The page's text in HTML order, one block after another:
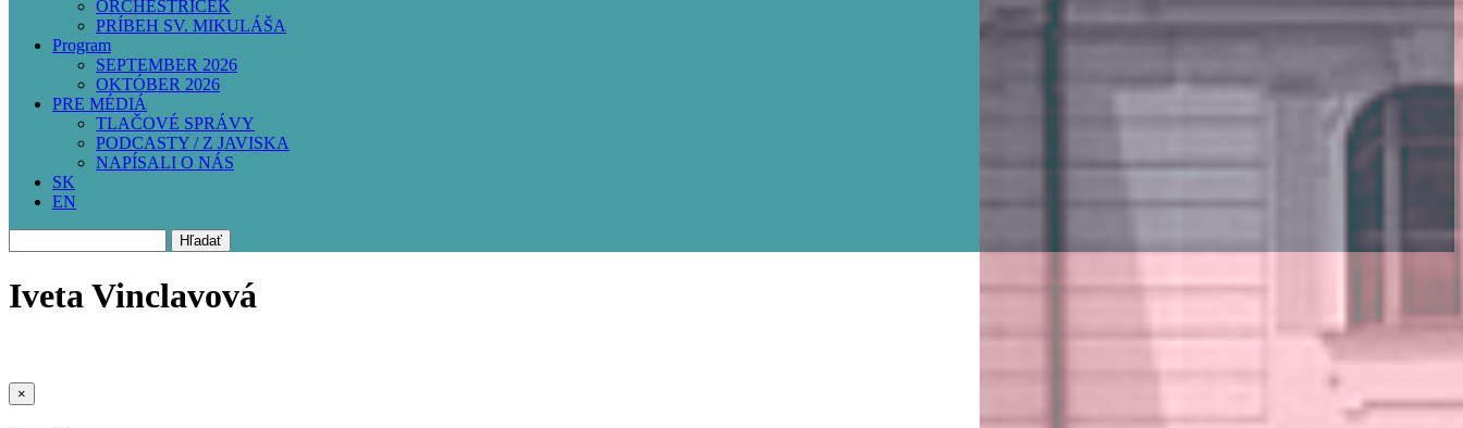
ORCHESTRÍČEK
PRÍBEH SV. MIKULÁŠA
Program
SEPTEMBER 2026
OKTÓBER 2026
PRE MÉDIÁ
TLAČOVÉ SPRÁVY
PODCASTY / Z JAVISKA
NAPÍSALI O NÁS
SK
EN
Iveta Vinclavová
×